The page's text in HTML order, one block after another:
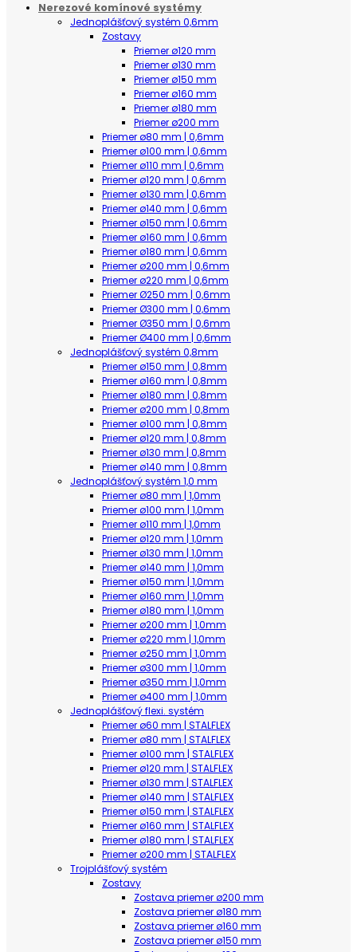
Nerezové komínové systémy
Jednoplášťový systém 0,6mm
Zostavy
Priemer ø120 mm
Priemer ø130 mm
Priemer ø150 mm
Priemer ø160 mm
Priemer ø180 mm
Priemer ø200 mm
Priemer ø80 mm | 0,6mm
Priemer ø100 mm | 0,6mm
Priemer ø110 mm | 0,6mm
Priemer ø120 mm | 0,6mm
Priemer ø130 mm | 0,6mm
Priemer ø140 mm | 0,6mm
Priemer ø150 mm | 0,6mm
Priemer ø160 mm | 0,6mm
Priemer ø180 mm | 0,6mm
Priemer ø200 mm | 0,6mm
Priemer ø220 mm | 0,6mm
Priemer Ø250 mm | 0,6mm
Priemer Ø300 mm | 0,6mm
Priemer Ø350 mm | 0,6mm
Priemer Ø400 mm | 0,6mm
Jednoplášťový systém 0,8mm
Priemer ø150 mm | 0,8mm
Priemer ø160 mm | 0,8mm
Priemer ø180 mm | 0,8mm
Priemer ø200 mm | 0,8mm
Priemer ø100 mm | 0,8mm
Priemer ø120 mm | 0,8mm
Priemer ø130 mm | 0,8mm
Priemer ø140 mm | 0,8mm
Jednoplášťový systém 1,0 mm
Priemer ø80 mm | 1,0mm
Priemer ø100 mm | 1,0mm
Priemer ø110 mm | 1,0mm
Priemer ø120 mm | 1,0mm
Priemer ø130 mm | 1,0mm
Priemer ø140 mm | 1,0mm
Priemer ø150 mm | 1,0mm
Priemer ø160 mm | 1,0mm
Priemer ø180 mm | 1,0mm
Priemer ø200 mm | 1,0mm
Priemer ø220 mm | 1,0mm
Priemer ø250 mm | 1,0mm
Priemer ø300 mm | 1,0mm
Priemer ø350 mm | 1,0mm
Priemer ø400 mm | 1,0mm
Jednoplášťový flexi. systém
Priemer ø60 mm | STALFLEX
Priemer ø80 mm | STALFLEX
Priemer ø100 mm | STALFLEX
Priemer ø120 mm | STALFLEX
Priemer ø130 mm | STALFLEX
Priemer ø140 mm | STALFLEX
Priemer ø150 mm | STALFLEX
Priemer ø160 mm | STALFLEX
Priemer ø180 mm | STALFLEX
Priemer ø200 mm | STALFLEX
Trojplášťový systém
Zostavy
Zostava priemer ø200 mm
Zostava priemer ø180 mm
Zostava priemer ø160 mm
Zostava priemer ø150 mm